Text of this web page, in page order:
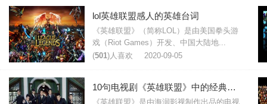
lol英雄联盟感人的英雄台词
《英雄联盟》（简称LOL）是由美国拳头游
戏（Riot Games）开发、中国大陆地...
(501)人喜欢 2020-09-05
10句电视剧《英雄联盟》中的经典台词
《英雄联盟》是由海润影视制作出品的电视